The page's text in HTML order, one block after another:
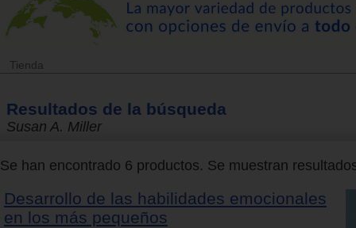
Tienda
Resultados de la búsqueda
Susan A. Miller
Se han encontrado 6 productos. Se muestran
Desarrollo de las habilidades emocionales
en los más pequeños